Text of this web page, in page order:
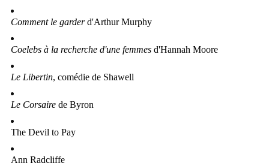
Comment le garderd'Arthur Murphy
Coelebs à la recherche d'une femmes d'Hannah Moore
Le Libertin, comédie de Shawell
Le Corsaire de Byron
The Devil to Pay
Ann Radcliffe